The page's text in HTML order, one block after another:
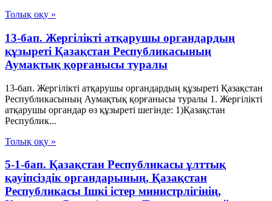
Толық оқу »
13-бап. Жергілікті атқарушы органдардың
құзыреті Қазақстан Республикасының
Аумақтық қорғанысы туралы
13-бап. Жергілікті атқарушы органдардың құзыреті Қазақстан
Республикасының Аумақтық қорғанысы туралы 1. Жергілікті
атқарушы органдар өз құзыреті шегінде: 1)Қазақстан
Республик...
Толық оқу »
5-1-бап. Қазақстан Республикасы ұлттық
қауіпсіздік органдарының, Қазақстан
Республикасы Ішкі істер министрлігінің,